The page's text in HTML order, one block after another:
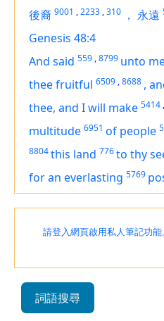
後裔 9001 ,2233 ,310 ， 永遠
Genesis 48:4
And said 559 ,8799 unto
thee fruitful 6509 ,8688 ,
thee, and I will make 5414 ,
multitude 6951 of people
8804this land 776to thy
foran everlasting 5769
請登入網頁啟用私人筆記功能
詞語搜尋